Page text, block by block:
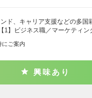
ド、キャリア支援などの多国
1】ビジネス職／マーケティ
にご案内
興味あり